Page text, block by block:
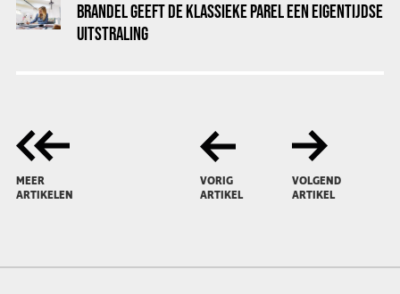
BRANDEL GEEFT DE KLASSIEKE PAREL EEN EIGENTIJDSE
UITSTRALING
MEER
ARTIKELEN
VORIG
ARTIKEL
VOLGEND
ARTIKEL